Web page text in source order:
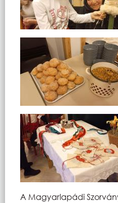
A Magyarlapádi